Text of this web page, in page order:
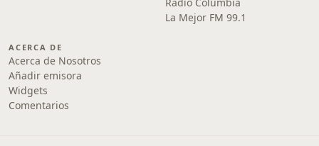
La Mejor FM 99.1
ACERCA DE
Acerca de Nosotros
Añadir emisora
Widgets
Comentarios